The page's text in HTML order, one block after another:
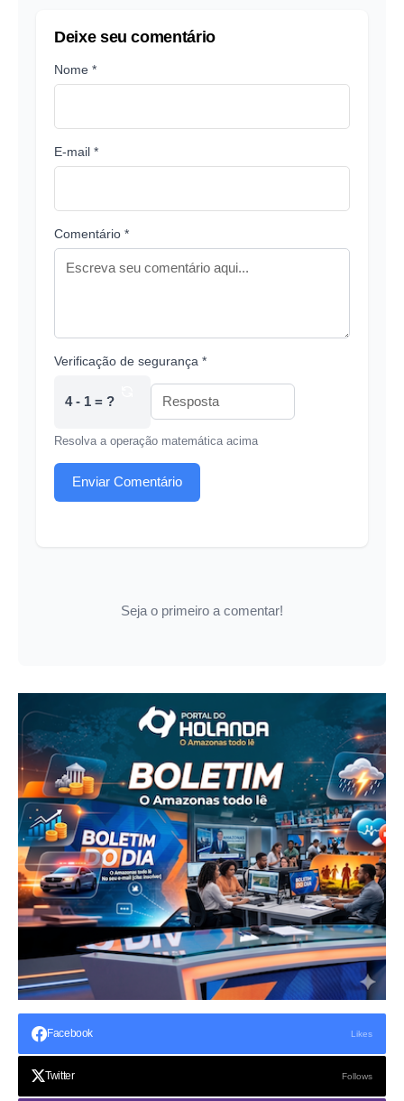
Deixe seu comentário
Nome *
E-mail *
Comentário *
Verificação de segurança *
4 - 1 = ?
Resolva a operação matemática acima
Enviar Comentário
Seja o primeiro a comentar!
Facebook Likes
Twitter Follows